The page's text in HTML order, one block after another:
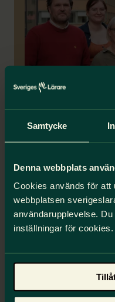
Samtycke
Denna webbplats
Cookies används för
webbplatsen
användarupplevelse.
inställningar för cookies.
Lärarnas
Yrkesetiska rådet
fram stöd i
verksamma lärare
Uppdrag och aktuella
Exempel på
De yrkesetiska
inför kan ibland få